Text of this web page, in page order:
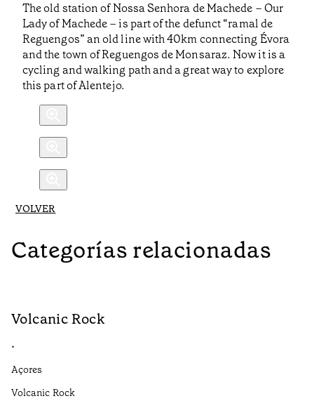
The old station of Nossa Senhora de Machede – Our
Lady of Machede – is part of the defunct “ramal de
Reguengos” an old line with 40km connecting Évora
and the town of Reguengos de Monsaraz. Now it is a
cycling and walking path and a great way to explore
this part of Alentejo.
VOLVER
Categorías relacionadas
Volcanic Rock
•
Açores
Volcanic Rock